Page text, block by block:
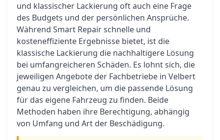
und klassischer Lackierung oft auch eine Frage
des Budgets und der persönlichen Ansprüche.
Während Smart Repair schnelle und
kosteneffiziente Ergebnisse bietet, ist die
klassische Lackierung die nachhaltigere Lösung
bei umfangreicheren Schäden. Es lohnt sich, die
jeweiligen Angebote der Fachbetriebe in Velbert
genau zu vergleichen, um die passende Lösung
für das eigene Fahrzeug zu finden. Beide
Methoden haben ihre Berechtigung, abhängig
von Umfang und Art der Beschädigung.